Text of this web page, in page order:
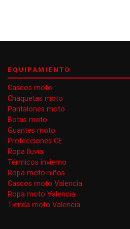
EQUIPAMIENTO
Cascos moto
Chaquetas moto
Pantalones moto
Botas moto
Guantes moto
Protecciones CE
Ropa lluvia
Térmicos invierno
Ropa moto niños
Cascos moto Valencia
Ropa moto Valencia
Tienda moto Valencia